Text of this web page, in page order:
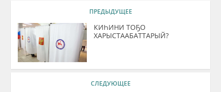
ПРЕДЫДУЩЕЕ
КИҺИНИ ТОҔО
ХАРЫСТААБАТТАРЫЙ?
СЛЕДУЮЩЕЕ